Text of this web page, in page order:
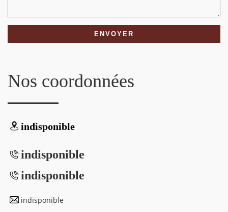
Nos coordonnées
indisponible
indisponible
indisponible
indisponible